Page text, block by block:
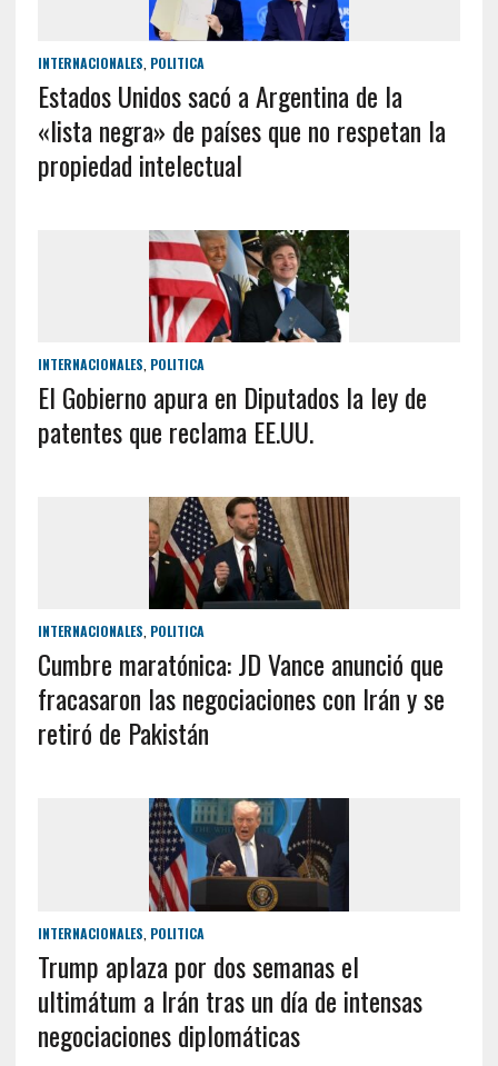
INTERNACIONALES POLITICA
Estados Unidos sacó a Argentina de la
«lista negra» de países que no respetan la
propiedad intelectual
INTERNACIONALES POLITICA
El Gobierno apura en Diputados la ley de
patentes que reclama EE.UU.
INTERNACIONALES, POLITICA
Cumbre maratónica: JD Vance anunció que
fracasaron las negociaciones con Irán y se
retiró de Pakistán
INTERNACIONALES POLITICA
Trump aplaza por dos semanas el
ultimátum a Irán tras un día de intensas
negociaciones diplomáticas